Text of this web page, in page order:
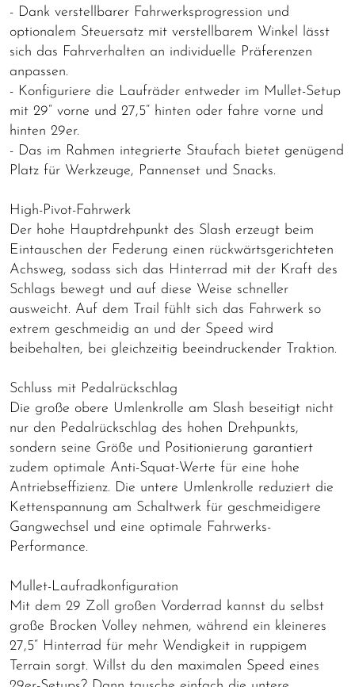
- Dank verstellbarer Fahrwerksprogression und
optionalem Steuersatz mit verstellbarem Winkel lässt
sich das Fahrverhalten an individuelle Präferenzen
anpassen.
- Konfiguriere die Laufräder entweder im Mullet-Setup
mit 29“ vorne und 27,5“ hinten oder fahre vorne und
hinten 29er.
- Das im Rahmen integrierte Staufach bietet genügend
Platz für Werkzeuge, Pannenset und Snacks.
High-Pivot-Fahrwerk
Der hohe Hauptdrehpunkt des Slash erzeugt beim
Eintauschen der Federung einen rückwärtsgerichteten
Achsweg, sodass sich das Hinterrad mit der Kraft des
Schlags bewegt und auf diese Weise schneller
ausweicht. Auf dem Trail fühlt sich das Fahrwerk so
extrem geschmeidig an und der Speed wird
beibehalten, bei gleichzeitig beeindruckender Traktion.
Schluss mit Pedalrückschlag
Die große obere Umlenkrolle am Slash beseitigt nicht
nur den Pedalrückschlag des hohen Drehpunkts,
sondern seine Größe und Positionierung garantiert
zudem optimale Anti-Squat-Werte für eine hohe
Antriebseffizienz. Die untere Umlenkrolle reduziert die
Kettenspannung am Schaltwerk für geschmeidigere
Gangwechsel und eine optimale Fahrwerks-
Performance.
Mullet-Laufradkonfiguration
Mit dem 29 Zoll großen Vorderrad kannst du selbst
große Brocken Volley nehmen, während ein kleineres
27,5“ Hinterrad für mehr Wendigkeit in ruppigem
Terrain sorgt. Willst du den maximalen Speed eines